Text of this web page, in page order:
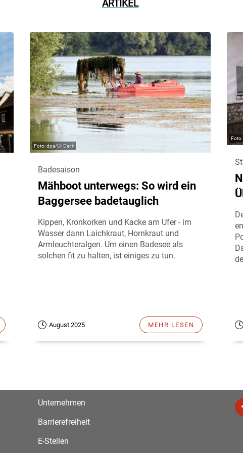
ARTIKEL
dpa/Uli Deck
Badesaison
Mähboot unterwegs: So wird ein
Baggersee badetauglich
Kippen, Kronkorken und Kacke am Ufer - im
Wasser dann Laichkraut, Hornkraut und
Armleuchteralgen. Um einen Badesee als
solchen fit zu halten, ist einiges zu tun.
August 2025 MEHR LESEN
Unternehmen
Barrierefreiheit
E-Stellen